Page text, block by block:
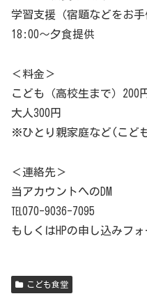
学習支援（宿題などをお手
18:00〜夕食提供
＜料金＞
こども（高校生まで）200
大人300円
※ひとり親家庭など(こど
＜連絡先＞
当アカウントへのDM
℡070-9036-7095
もしくはHPの申し込みフォ
こども食堂